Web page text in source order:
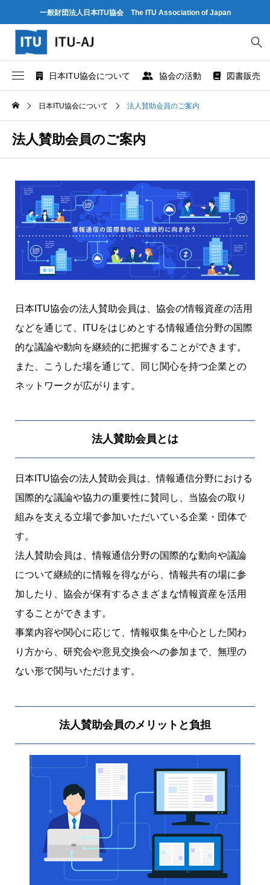
一般財団法人日本ITU協会 The ITU Association of Japan
日本ITU協会について 協会の活動 図書販売
協会概要
協会組織
法人賛助会員のご案内
協会案内パンフレット
協会の所在地
世界情報社会・電気通信日記念行事
研究会
図書販売
閲覧のご案内 - ITU関係出版物 -
人材育成
ITU とは
ITU-R 関係のデータ情報
ITU-D 関係のデータ情報
ITU勧告リスト
ITUメンバー情報（加盟国、参加企業・団体）
関連団体
日本ITU協会について 法人賛助会員のご案内
法人賛助会員のご案内
日本ITU協会の法人賛助会員は、協会の情報資産の活用
などを通じて、ITUをはじめとする情報通信分野の国際
的な議論や動向を継続的に把握することができます。
また、こうした場を通じて、同じ関心を持つ企業との
ネットワークが広がります。
法人賛助会員とは
日本ITU協会の法人賛助会員は、情報通信分野における
国際的な議論や協力の重要性に賛同し、当協会の取り
組みを支える立場で参加いただいている企業・団体で
す。
法人賛助会員は、情報通信分野の国際的な動向や議論
について継続的に情報を得ながら、情報共有の場に参
加したり、協会が保有するさまざまな情報資産を活用
することができます。
事業内容や関心に応じて、情報収集を中心とした関わ
り方から、研究会や意見交換会への参加まで、無理の
ない形で関与いただけます。
法人賛助会員のメリットと負担